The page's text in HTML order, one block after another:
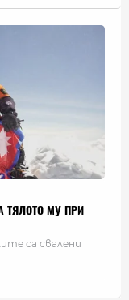
ТЯЛОТО МУ ПРИ
са свалени